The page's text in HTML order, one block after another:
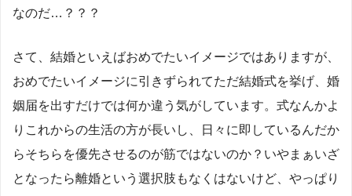
なのだ…？？？
さて、結婚といえばおめでたいイメージではありますが、
おめでたいイメージに引きずられてただ結婚式を挙げ、婚
姻届を出すだけでは何か違う気がしています。式なんかよ
りこれからの生活の方が長いし、日々に即しているんだか
らそちらを優先させるのが筋ではないのか？いやまぁいざ
となったら離婚という選択肢もなくはないけど、やっぱり